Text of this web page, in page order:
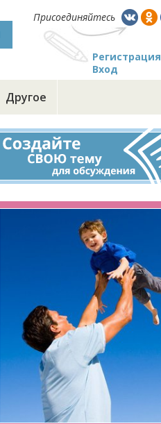
Присоединяйтесь
Регистрация
Вход
Другое